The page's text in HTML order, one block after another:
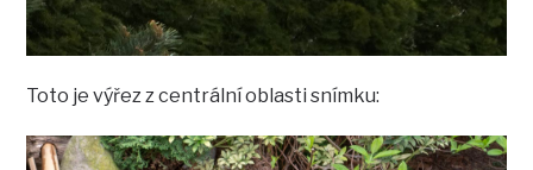
Toto je výřez z centrální oblasti snímku: